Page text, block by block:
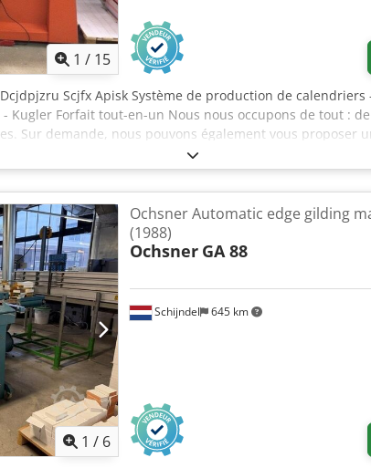
1 / 15
Scjfx Apisk Système de production de calendriers
- Kugler Forfait tout-en-un Nous nous occupons de tout :
Sur demande, nous pouvons également vous proposer
machine d’occasion et bénéficiez d’un double avantage
traces d’usure, vous recevrez un produit de
1 / 6
Schijndel 645 km
Ochsner Automatic edge gilding
(1988)
Ochsner GA 88